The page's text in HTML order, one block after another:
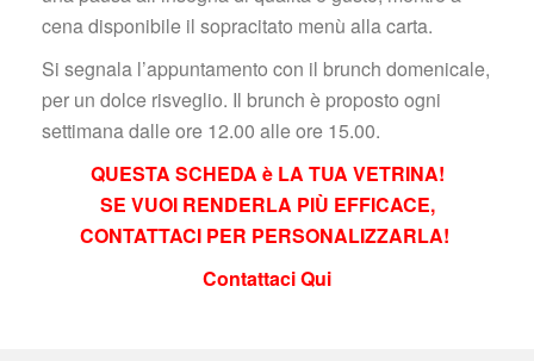
cena disponibile il sopracitato menù alla carta.
Si segnala l’appuntamento con il brunch domenicale,
per un dolce risveglio. Il brunch è proposto ogni
ettimana dalle ore 12.00 alle ore 15.00.
QUESTA SCHEDA è LA TUA VETRINA!
SE VUOI RENDERLA PIÙ EFFICACE,
CONTATTACI PER PERSONALIZZARLA!
Contattaci Qui